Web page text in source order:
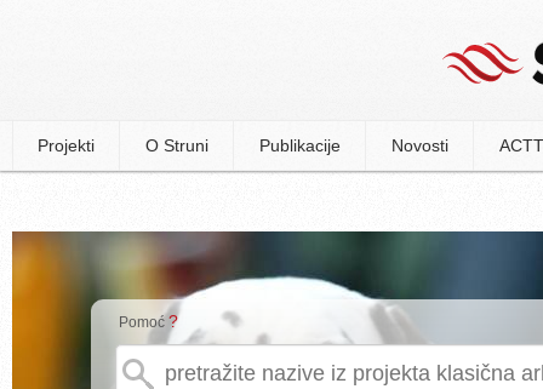
Projekti O Struni Publikacije Novosti
Pomoć ?